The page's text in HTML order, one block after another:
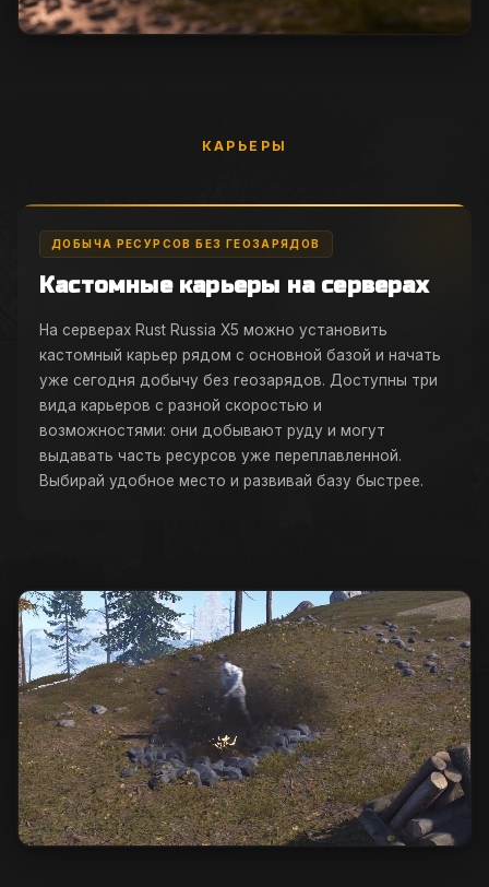
КАРЬЕРЫ
Кастомные карьеры на серверах
ДОБЫЧА РЕСУРСОВ БЕЗ ГЕОЗАРЯДОВ
На серверах Rust Russia X5 можно установить
кастомный карьер рядом с основной базой и начать
уже сегодня добычу без геозарядов. Доступны три
вида карьеров с разной скоростью и
возможностями: они добывают руду и могут
выдавать часть ресурсов уже переплавленной.
Выбирай удобное место и развивай базу быстрее.